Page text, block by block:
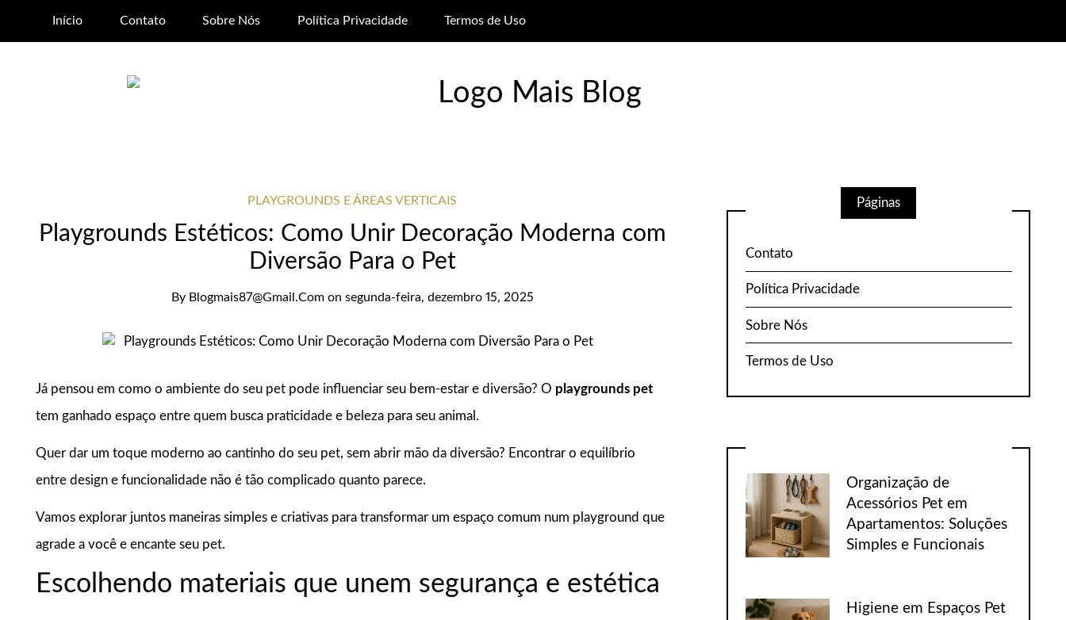
Início Contato Sobre Nós Política Privacidade Termos de Uso
PLAYGROUNDS E ÁREAS VERTICAIS
Playgrounds Estéticos: Como Unir Decoração Moderna com
Diversão Para o Pet
By Blogmais87@gmail.com on segunda-feira, dezembro 15, 2025
Já pensou em como o ambiente do seu pet pode influenciar seu bem-estar e diversão? O playgrounds pet
tem ganhado espaço entre quem busca praticidade e beleza para seu animal.
Quer dar um toque moderno ao cantinho do seu pet, sem abrir mão da diversão? Encontrar o equilíbrio
entre design e funcionalidade não é tão complicado quanto parece.
Vamos explorar juntos maneiras simples e criativas para transformar um espaço comum num playground que
agrade a você e encante seu pet.
Escolhendo materiais que unem segurança e estética
Páginas
Contato
Política Privacidade
Sobre Nós
Termos de Uso
Organização de
Acessórios Pet em
Apartamentos: Soluções
Simples e Funcionais
Higiene em Espaços Pet